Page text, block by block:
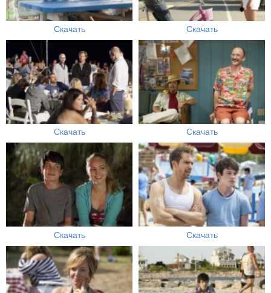
Скачать Скачать
Скачать Скачать
Скачать Скачать